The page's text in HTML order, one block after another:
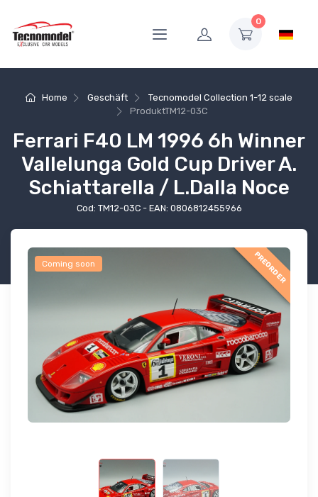
0
Home Geschäft
Tecnomodel Collection 1-12 scale
ProduktTM12-03C
Ferrari F40 LM 1996 6h Winner
Vallelunga Gold Cup Driver A.
Schiattarella / L.Dalla Noce
Cod: TM12-03C - EAN: 0806812455966
Coming soon PREORDER